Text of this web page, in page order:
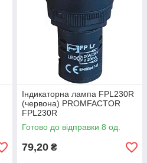
Індикаторна лампа FPL230R
(червона) PROMFACTOR
FPL230R
Готово до відправки 8 од.
79,20 ₴